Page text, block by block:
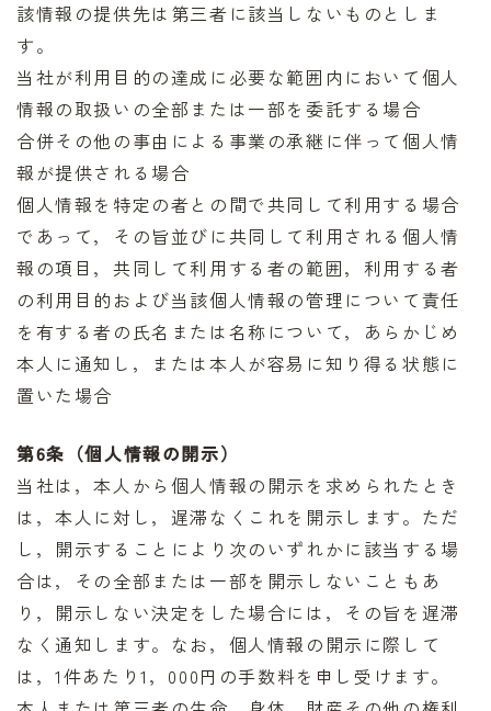
該情報の提供先は第三者に該当しないものとしま
す。
当社が利用目的の達成に必要な範囲内において個人
情報の取扱いの全部または一部を委託する場合
合併その他の事由による事業の承継に伴って個人情
報が提供される場合
個人情報を特定の者との間で共同して利用する場合
であって，その旨並びに共同して利用される個人情
報の項目，共同して利用する者の範囲，利用する者
の利用目的および当該個人情報の管理について責任
を有する者の氏名または名称について，あらかじめ
本人に通知し，または本人が容易に知り得る状態に
置いた場合
第6条（個人情報の開示）
当社は，本人から個人情報の開示を求められたとき
は，本人に対し，遅滞なくこれを開示します。ただ
し，開示することにより次のいずれかに該当する場
合は，その全部または一部を開示しないこともあ
り，開示しない決定をした場合には，その旨を遅滞
なく通知します。なお，個人情報の開示に際して
は，1件あたり1，000円の手数料を申し受けます。